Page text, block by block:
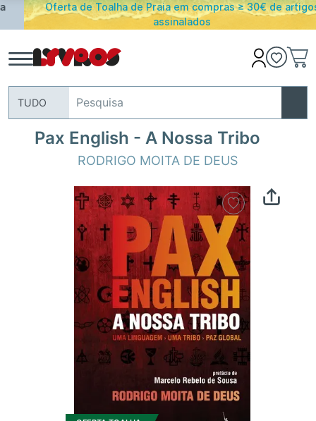
Oferta de Toalha de Praia em compras ≥ 30€ de artigos
assinalados
TUDO
Pax English - A Nossa Tribo
RODRIGO MOITA DE DEUS